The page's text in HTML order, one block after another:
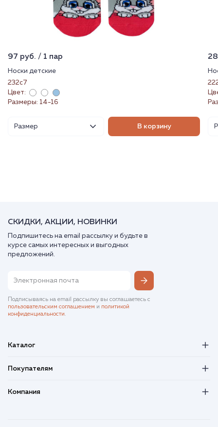
97 руб. / 1 пар
Носки детские
232с7
Цвет:
Размеры: 14-16
Размер В корзину
СКИДКИ, АКЦИИ, НОВИНКИ
Подпишитесь на email рассылку и будьте в
курсе самых интересных и выгодных
предложений.
Подписываясь на email рассылку вы соглашаетесь с
пользовательским соглашением и политикой
конфиденциальности.
Каталог
Покупателям
Компания